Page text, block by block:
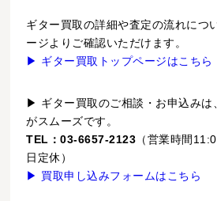
ギター買取の詳細や査定の流れにつ
ージよりご確認いただけます。
▶ ギター買取トップページはこちら
▶ ギター買取のご相談・お申込みは
がスムーズです。
TEL：03-6657-2123 （営業時間
日定休）
▶ 買取申し込みフォームはこちら